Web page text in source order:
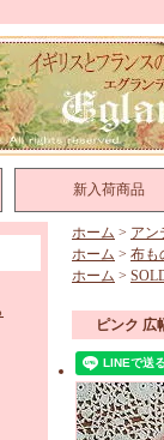
新入荷商品
ホーム > アン
ホーム > 布も
ホーム >
ピンク 広